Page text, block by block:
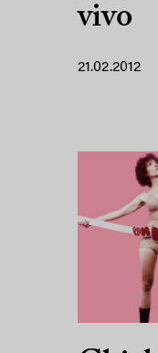
vivo
21.02.2012